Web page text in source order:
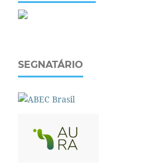
SEGNATÁRIO